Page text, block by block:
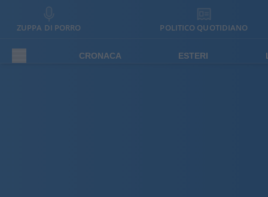
ZUPPA DI PORRO POLITICO QUOTIDIANO
CRONACA ESTERI